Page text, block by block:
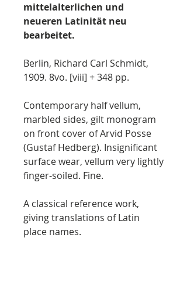
mittelalterlichen und
neueren Latinität neu
bearbeitet.
Berlin, Richard Carl Schmidt,
1909. 8vo. [viii] + 348 pp.
Contemporary half vellum,
marbled sides, gilt monogram
on front cover of Arvid Posse
(Gustaf Hedberg). Insignificant
surface wear, vellum very lightly
finger-soiled. Fine.
A classical reference work,
giving translations of Latin
place names.